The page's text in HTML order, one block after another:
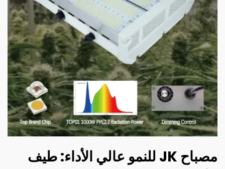
مصباح JK للنمو عالي الأداء: طيف